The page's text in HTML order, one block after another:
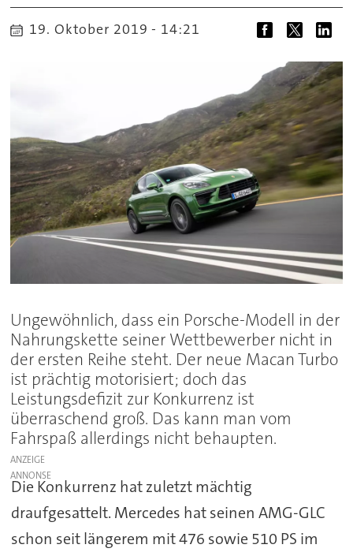
19. Oktober 2019 - 14:21
Ungewöhnlich, dass ein Porsche-Modell in der
Nahrungskette seiner Wettbewerber nicht in
der ersten Reihe steht. Der neue Macan Turbo
ist prächtig motorisiert; doch das
Leistungsdefizit zur Konkurrenz ist
überraschend groß. Das kann man vom
Fahrspaß allerdings nicht behaupten.
ANZEIGE
Die Konkurrenz hat zuletzt mächtig
draufgesattelt. Mercedes hat seinen AMG-GLC
schon seit längerem mit 476 sowie 510 PS im